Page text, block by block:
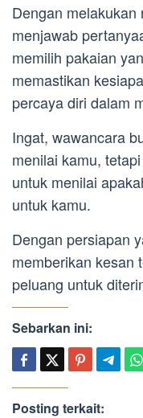
Dengan
menjawab
memilih pakaian
memastikan
percaya diri dalam
Ingat, wawancara
menilai kamu,
untuk menilai
untuk kamu.
Dengan persiapan
memberikan kesan
peluang untuk
Sebarkan ini:
Posting terkait: